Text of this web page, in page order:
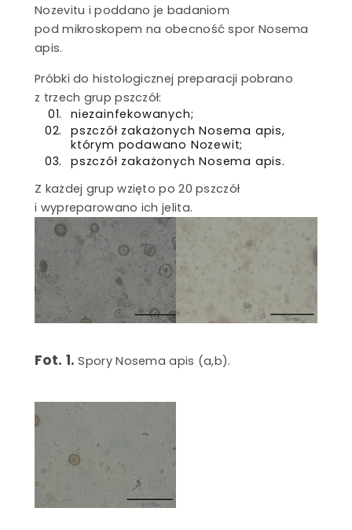
Nozevitu i poddano je badaniom
pod mikroskopem na obecność spor Nosema
apis.
Próbki do histologicznej preparacji pobrano
z trzech grup pszczół:
niezainfekowanych;
pszczół zakażonych Nosema apis,
którym podawano Nozewit;
pszczół zakażonych Nosema apis.
Z każdej grup wzięto po 20 pszczół
i wypreparowano ich jelita.
Fot. 1. Spory Nosema apis (a,b).